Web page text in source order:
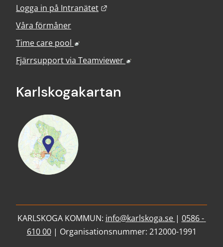
Logga in på Intranätet
Våra förmåner
Time care pool
Länk till annan webbplats, öppnas i
Fjärrsupport via Teamviewer Länk till annan
Karlskoga­kartan
KARLSKOGA KOMMUN: info@karlskoga.se | 0586 -
610 00 | Organisationsnummer: 212000-1991